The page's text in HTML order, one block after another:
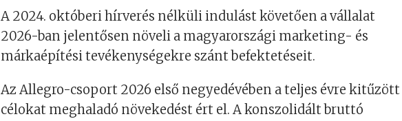
A 2024. októberi hírverés nélküli indulást követően a vállalat
2026-ban jelentősen növeli a magyarországi marketing- és
márkaépítési tevékenységekre szánt befektetéseit.
Az Allegro-csoport 2026 első negyedévében a teljes évre kitűzött
célokat meghaladó növekedést ért el. A konszolidált bruttó